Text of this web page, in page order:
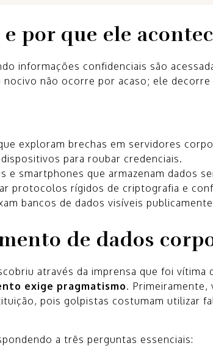
por que ele
informações confidenciais são
não ocorre por acaso; ele decorre
exploram brechas em servidores
para roubar credenciais.
smartphones que armazenam dados
protocolos rígidos de criptografia e
bancos de dados visíveis
de dados
através da imprensa que foi vítima
exige pragmatismo. Primeiramente,
pois golpistas costumam utilizar
a três perguntas essenciais: